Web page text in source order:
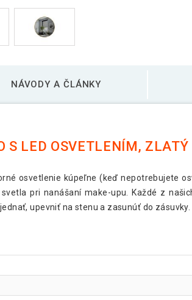
NÁVODY A ČLÁNKY
S LED OSVETLENÍM,
osvetlenie kúpeľne (keď nepotrebujete
pri nanášaní make-upu. Každé z
upevniť na stenu a zasunúť do zásuvky.